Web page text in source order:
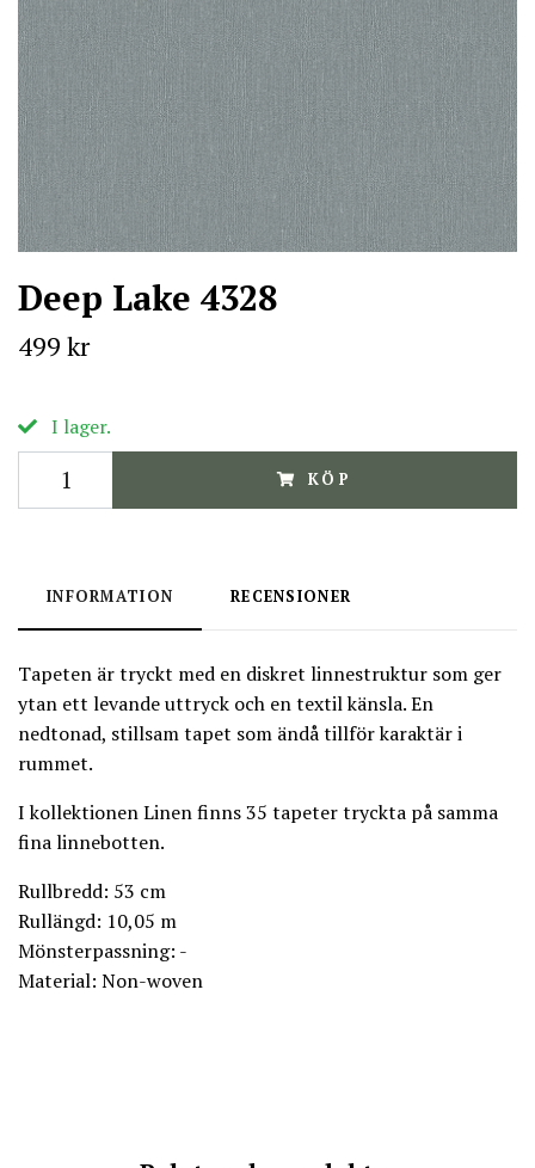
Deep Lake 4328
499 kr
I lager.
KÖP
INFORMATION RECENSIONER
Tapeten är tryckt med en diskret linnestruktur som ger
ytan ett levande uttryck och en textil känsla. En
nedtonad, stillsam tapet som ändå tillför karaktär i
rummet.
I kollektionen Linen finns 35 tapeter tryckta på samma
fina linnebotten.
Rullbredd: 53 cm
Rullängd: 10,05 m
Mönsterpassning: -
Material: Non-woven